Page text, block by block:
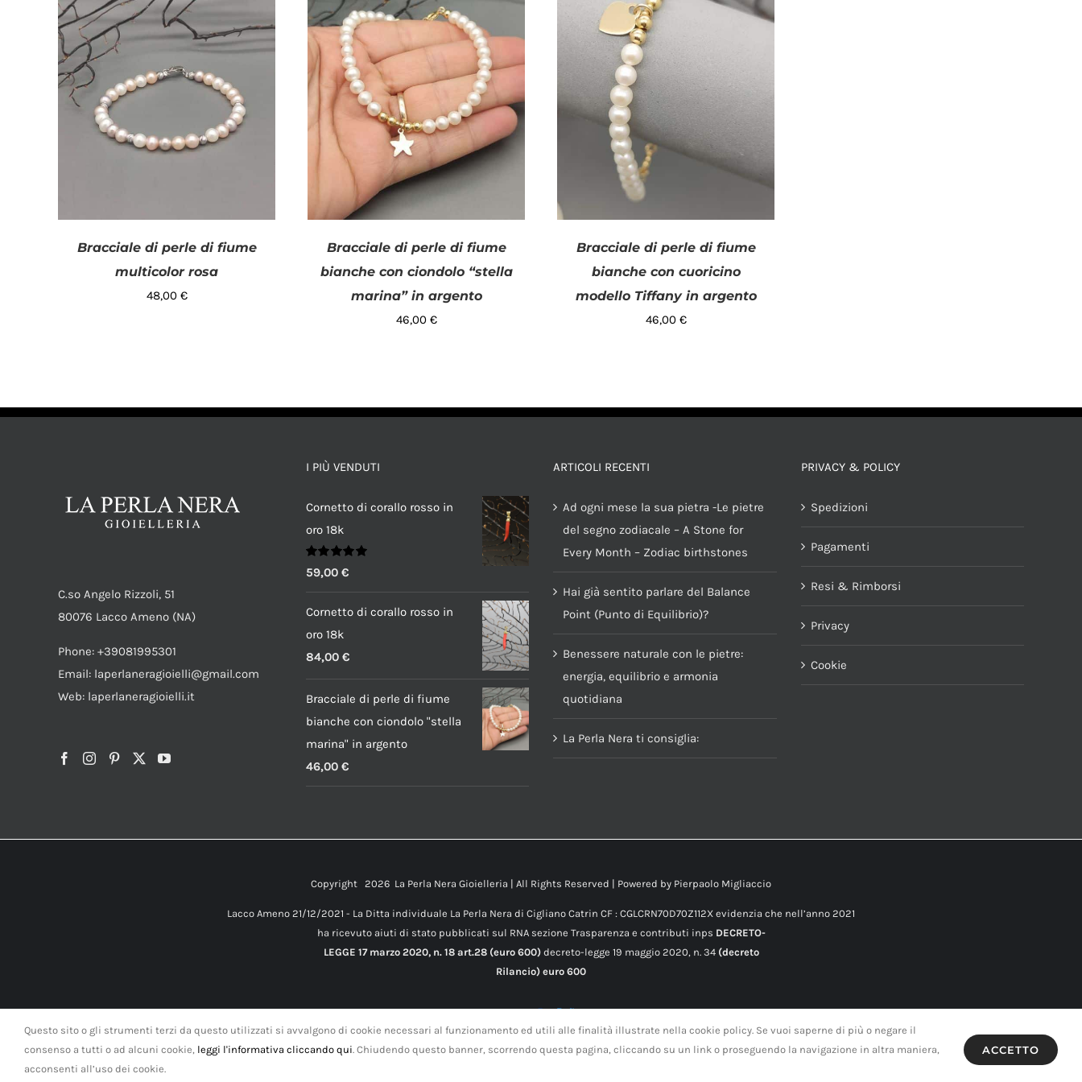
FILTRO
Prezzo: 46 € 48 €
Argento
Ciondoli
Disponibile
PIÙ
SCELTE
NELLA
PAGINA
Bracciale di perle di fiume
multicolor rosa
48,00 €
Bracciale di perle di fiume
bianche con ciondolo “stella
marina” in argento
46,00 €
Bracciale di perle di fiume
bianche con cuoricino
modello Tiffany in argento
46,00 €
C.so Angelo Rizzoli, 51
80076 Lacco Ameno (NA)
Phone: +39081995301
Email: laperlaneragioielli@gmail.com
Web: laperlaneragioielli.it
I PIÙ VENDUTI
Cornetto di corallo rosso in
oro 18k
Valutato
5.00 su 5
59,00 €
Cornetto di corallo rosso in
oro 18k
84,00 €
Bracciale di perle di fiume
bianche con ciondolo "stella
marina" in argento
46,00 €
ARTICOLI RECENTI
Ad ogni mese la sua pietra -Le pietre
del segno zodiacale – A Stone for
Every Month – Zodiac birthstones
Hai già sentito parlare del Balance
Point (Punto di Equilibrio)?
Benessere naturale con le pietre:
energia, equilibrio e armonia
quotidiana
La Perla Nera ti consiglia:
PRIVACY & POLICY
Spedizioni
Pagamenti
Resi & Rimborsi
Privacy
Cookie
Copyright 2026 La Perla Nera Gioielleria | All Rights Reserved | Powered by Pierpaolo Migliaccio
Lacco Ameno 21/12/2021 - La Ditta individuale La Perla Nera di Cigliano Catrin CF : CGLCRN70D70Z112X evidenzia che nell’anno 2021
ha ricevuto aiuti di stato pubblicati sul RNA sezione Trasparenza e contributi inps DECRETO-
LEGGE 17 marzo 2020, n. 18 art.28 (euro 600)decreto-legge 19 maggio 2020, n. 34(decreto
Rilancio) euro 600
Questo sito o gli strumenti terzi da questo utilizzati si avvalgono di cookie necessari al funzionamento ed utili alle finalità illustrate nella cookie policy. Se vuoi saperne di più o negare il
consenso a tutti o ad alcuni cookie, leggi l'informativa cliccando qui. Chiudendo questo banner, scorrendo questa pagina, cliccando su un link o proseguendo la navigazione in altra maniera,
acconsenti all’uso dei cookie.
ACCETTO